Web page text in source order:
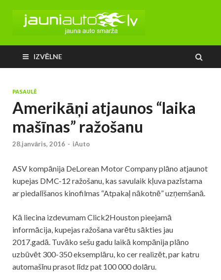
IZVĒLNE
PASAULĒ
Amerikāņi atjaunos “laika
mašīnas” ražošanu
28.janvāris, 2016 - iAuto
ASV kompānija DeLorean Motor Company plāno atjaunot
kupejas DMC-12 ražošanu, kas savulaik kļuva pazīstama
ar piedalīšanos kinofilmas “Atpakaļ nākotnē” uzņemšanā.
Kā liecina izdevumam Click2Houston pieejamā
informācija, kupejas ražošana varētu sākties jau
2017.gadā. Tuvāko sešu gadu laikā kompānija plāno
uzbūvēt 300-350 eksemplāru, ko cer realizēt, par katru
automašīnu prasot līdz pat 100 000 dolāru.